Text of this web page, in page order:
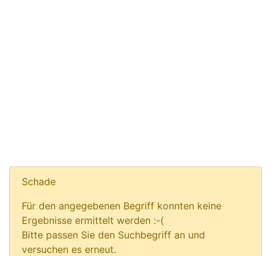
Schade
Für den angegebenen Begriff konnten keine
Ergebnisse ermittelt werden :-(
Bitte passen Sie den Suchbegriff an und
versuchen es erneut.